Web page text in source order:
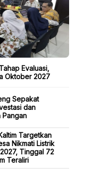
Evaluasi,
Oktober 2027
Sepakat
dan
Pangan
Targetkan
Nikmati Listrik
Tinggal 72
Teraliri